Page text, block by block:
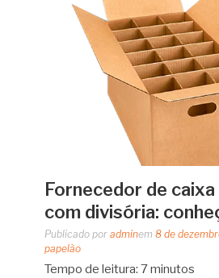
Fornecedor de
com divisória:
Publicado por adminem 8 de
papelão
Tempo de leitura: 7minutos